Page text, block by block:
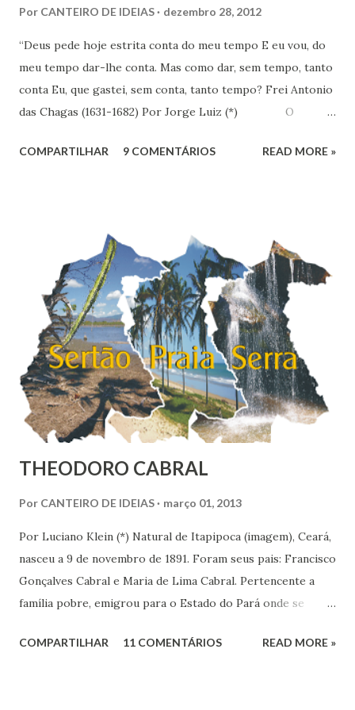
Por CANTEIRO DE IDEIAS dezembro 28, 2012
“Deus pede hoje estrita conta do meu tempo E eu vou, do
meu tempo dar-lhe conta. Mas como dar, sem tempo, tanto
conta Eu, que gastei, sem conta, tanto tempo? Frei Antonio
das Chagas (1631-1682) Por Jorge Luiz (*) O
no dia 18 último, resultado de pesquisa que revela que em
uma felicidade média de 6,8 no Brasil em 2010. O
Nordeste é a região mais feliz do Brasil, com nota média de
7,38. Se fosse considerado um país, nós nordestinos
ficaríamos em 9º na classificação global, entre belgas e
finlandeses. Apesar de ser considerada a região mais rica
do Brasil, o Sudoeste foi con...
COMPARTILHAR 9 COMENTÁRIOS READ MORE »
THEODORO CABRAL
Por CANTEIRO DE IDEIAS março 01, 2013
Por Luciano Klein (*) Natural de Itapipoca (imagem), Ceará,
nasceu a 9 de novembro de 1891. Foram seus pais: Francisco
Gonçalves Cabral e Maria de Lima Cabral. Pertencente a
família pobre, emigrou para o Estado do Pará onde se
nos estudos, adquiriu conhecimentos gerais, notadamente
COMPARTILHAR 11 COMENTÁRIOS READ MORE »